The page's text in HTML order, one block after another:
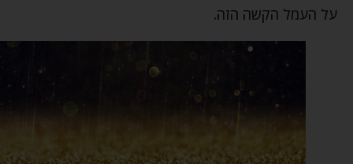
על העמל הקשה הזה.